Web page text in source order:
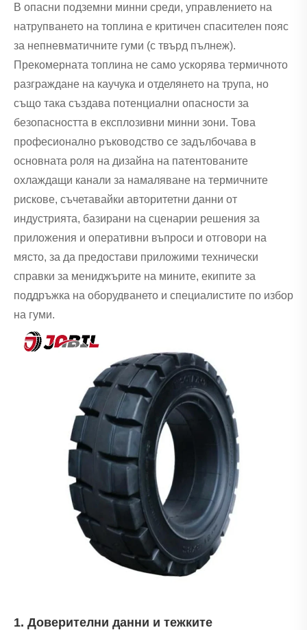
В опасни подземни минни среди, управлението на
натрупването на топлина е критичен спасителен пояс
за непневматичните гуми (с твърд пълнеж).
Прекомерната топлина не само ускорява термичното
разграждане на каучука и отделянето на трупа, но
също така създава потенциални опасности за
безопасността в експлозивни минни зони. Това
професионално ръководство се задълбочава в
основната роля на дизайна на патентованите
охлаждащи канали за намаляване на термичните
рискове, съчетавайки авторитетни данни от
индустрията, базирани на сценарии решения за
приложения и оперативни въпроси и отговори на
място, за да предостави приложими технически
справки за мениджърите на мините, екипите за
поддръжка на оборудването и специалистите по избор
на гуми.
1. Доверителни данни и тежките